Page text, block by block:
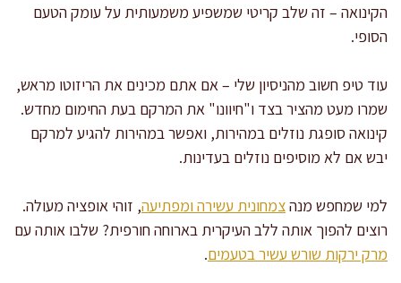
הקינואה – זה שלב קריטי שמשפיע משמעותית על עומק הטעם
הסופי.
עוד טיפ חשוב מהניסיון שלי – אם אתם מכינים את הריזוטו מראש,
שמרו מעט מהציר בצד ו"חיוונו" את המרקם בעת החימום מחדש.
קינואה סופגת נוזלים במהירות, ואפשר במהירות להגיע למרקם
יבש אם לא מוסיפים נוזלים בעדינות.
למי שמחפש מנהצמחונית עשירה ומפתיעה, זוהי אופציה מעולה.
רוצים להפוך אותה ללב העיקרית בארוחה חורפית? שלבו אותה עם
מרק ירקות שורש עשיר בטעמים.